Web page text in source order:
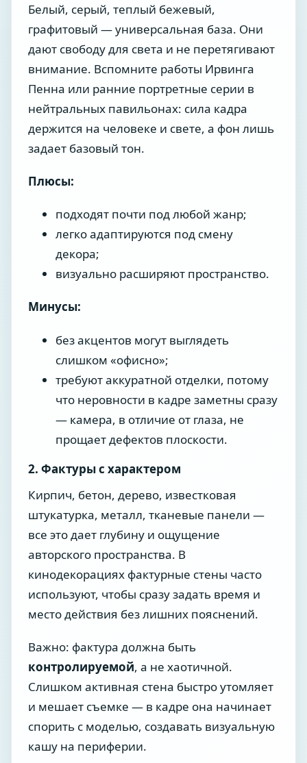
Белый, серый, теплый бежевый,
графитовый — универсальная база. Они
дают свободу для света и не перетягивают
внимание. Вспомните работы Ирвинга
Пенна или ранние портретные серии в
нейтральных павильонах: сила кадра
держится на человеке и свете, а фон лишь
задает базовый тон.
Плюсы:
подходят почти под любой жанр;
легко адаптируются под смену
декора;
визуально расширяют пространство.
Минусы:
без акцентов могут выглядеть
слишком «офисно»;
требуют аккуратной отделки, потому
что неровности в кадре заметны сразу
— камера, в отличие от глаза, не
прощает дефектов плоскости.
2. Фактуры с характером
Кирпич, бетон, дерево, известковая
штукатурка, металл, тканевые панели —
все это дает глубину и ощущение
авторского пространства. В
кинодекорациях фактурные стены часто
используют, чтобы сразу задать время и
место действия без лишних пояснений.
Важно: фактура должна быть
контролируемой, а не хаотичной.
Слишком активная стена быстро утомляет
и мешает съемке — в кадре она начинает
спорить с моделью, создавать визуальную
кашу на периферии.